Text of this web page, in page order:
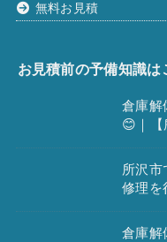
無料お見積
お見積前の予備知識
倉庫解
😊｜【
所沢市
修理を
倉庫解